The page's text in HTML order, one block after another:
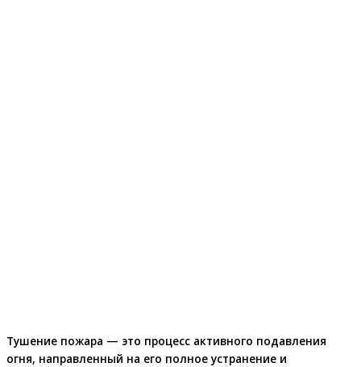
Тушение пожара — это процесс активного подавления
огня, направленный на его полное устранение и